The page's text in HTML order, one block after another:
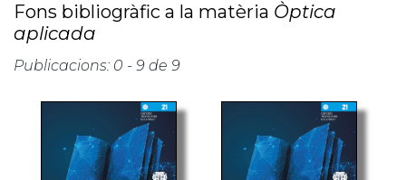
Fons bibliogràfic a la matèria Òptica
aplicada
Publicacions: 0 - 9 de 9